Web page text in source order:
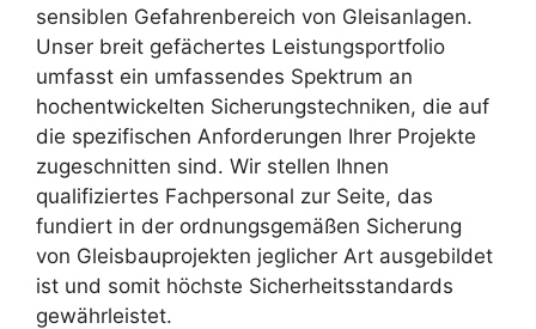
sensiblen Gefahrenbereich von Gleisanlagen.
Unser breit gefächertes Leistungsportfolio
umfasst ein umfassendes Spektrum an
hochentwickelten Sicherungstechniken, die auf
die spezifischen Anforderungen Ihrer Projekte
zugeschnitten sind. Wir stellen Ihnen
qualifiziertes Fachpersonal zur Seite, das
fundiert in der ordnungsgemäßen Sicherung
von Gleisbauprojekten jeglicher Art ausgebildet
ist und somit höchste Sicherheitsstandards
gewährleistet.